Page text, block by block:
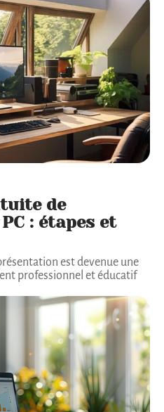
de
: étapes et
est devenue une
professionnel et éducatif